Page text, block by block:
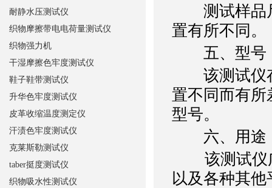
测试样品尺
置有所不同。
五、型号
该测试仪存
置不同而有
型号。
六、用途
该测试仪广
以及各种其
耐静水压测试仪
织物摩擦带电电荷量测试仪
织物强力机
干湿摩擦色牢度测试仪
鞋子鞋带测试仪
升华色牢度测试仪
皮革收缩温度测定仪
汗渍色牢度测试仪
克莱斯勒测试仪
taber挺度测试仪
织物吸水性测试仪